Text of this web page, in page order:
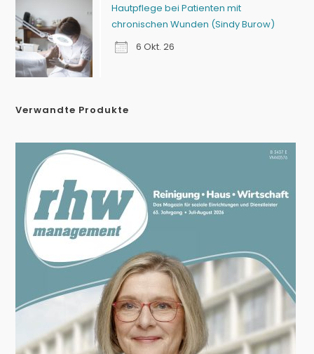
Hautpflege bei Patienten mit
chronischen Wunden (Sindy Burow)
6 Okt. 26
Verwandte Produkte